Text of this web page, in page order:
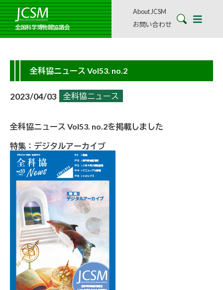
全国科学博物館協議会
About JCSM
お問い合わせ
全科協ニュース Vol53. no.2
2023/04/03 全科協ニュース
全科協ニュース Vol53. no.2を掲載しました
特集：デジタルアーカイブ